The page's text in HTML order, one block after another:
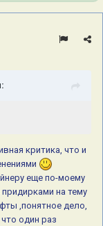
критика, что и
еще по-моему
придирками на тему
,понятное дело,
один раз